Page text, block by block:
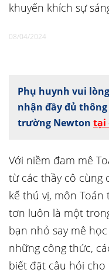
khuyến khích sự
08/04/2024
Phụ huynh vui
nhận đầy đủ
trường Newton tại
Với niềm đam mê
từ các thầy cô
kế thú vị, môn Toán
tơn luôn là một
bạn nhỏ say mê
những công thức,
biết đặt câu hỏi